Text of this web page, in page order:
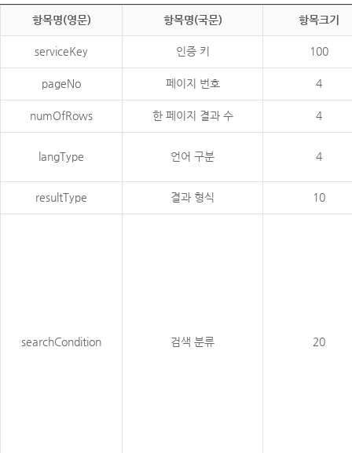
항목명(영문) 항목명(국문) 항목크기
serviceKey 인증 키 100
pageNo 페이지 번호 4
numOfRows 한 페이지 결과 수 4
langType 언어 구분 4
resultType 결과 형식 10
searchCondition 검색 분류 20